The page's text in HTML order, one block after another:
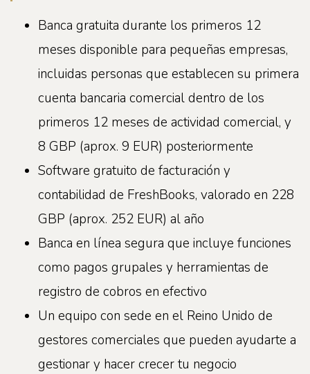
Banca gratuita durante los primeros 12
meses disponible para pequeñas empresas,
incluidas personas que establecen su primera
cuenta bancaria comercial dentro de los
primeros 12 meses de actividad comercial, y
8 GBP (aprox. 9 EUR) posteriormente
Software gratuito de facturación y
contabilidad de FreshBooks, valorado en 228
GBP (aprox. 252 EUR) al año
Banca en línea segura que incluye funciones
como pagos grupales y herramientas de
registro de cobros en efectivo
Un equipo con sede en el Reino Unido de
gestores comerciales que pueden ayudarte a
gestionar y hacer crecer tu negocio